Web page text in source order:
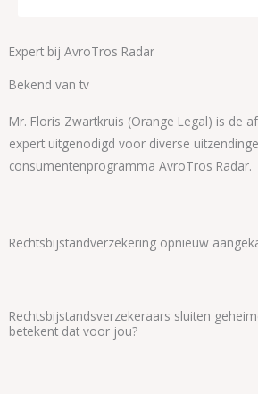
Rechtsbijstandsverzekeraars sluiten
betekent dat voor jou?
Rechtsbijstandverzekering opnieuw
Expert bij AvroTros Radar
Bekend van tv
Mr. Floris Zwartkruis (Orange Legal) is de
expert uitgenodigd voor diverse
consumentenprogramma AvroTros Radar.